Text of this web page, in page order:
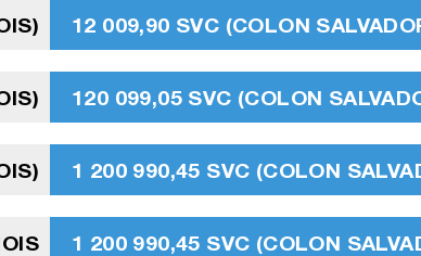
12 009,90 SVC (COLON
120 099,05 SVC (COLON
1 200 990,45 SVC (COLON
1 200 990,45 SVC (COLON